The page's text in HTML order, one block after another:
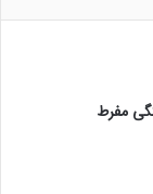
مفرط